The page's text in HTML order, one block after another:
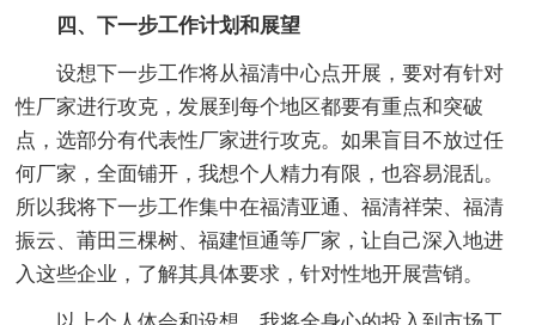
四、下一步工作计划和展望
设想下一步工作将从福清中心点开展，要对有针对
性厂家进行攻克，发展到每个地区都要有重点和突破
点，选部分有代表性厂家进行攻克。如果盲目不放过任
何厂家，全面铺开，我想个人精力有限，也容易混乱。
所以我将下一步工作集中在福清亚通、福清祥荣、福清
振云、莆田三棵树、福建恒通等厂家，让自己深入地进
入这些企业，了解其具体要求，针对性地开展营销。